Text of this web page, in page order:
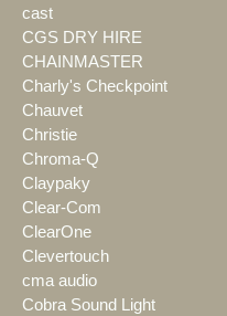
cast
CGS DRY HIRE
CHAINMASTER
Charly's Checkpoint
Chauvet
Christie
Chroma-Q
Claypaky
Clear-Com
ClearOne
Clevertouch
cma audio
Cobra Sound Light